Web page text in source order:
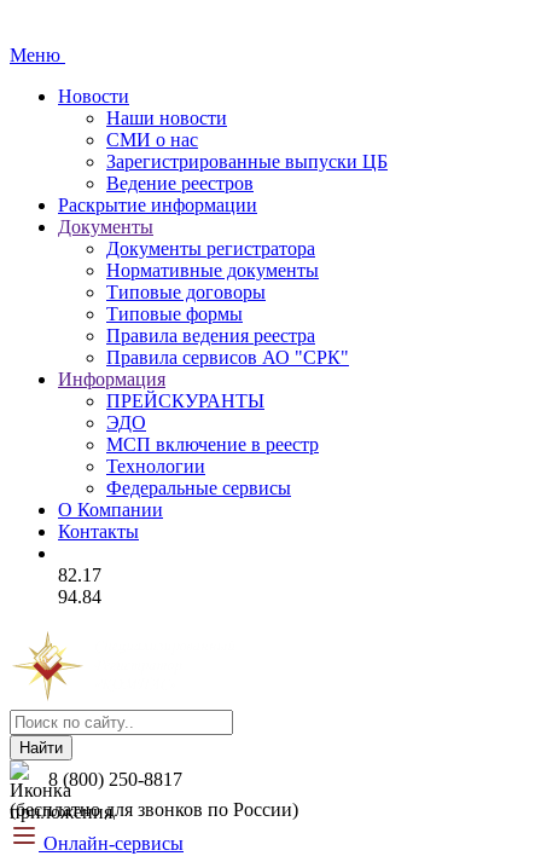
Меню
Новости
Наши новости
СМИ о нас
Зарегистрированные выпуски ЦБ
Ведение реестров
Раскрытие информации
Документы
Документы регистратора
Нормативные документы
Типовые договоры
Типовые формы
Правила ведения реестра
Правила сервисов АО "СРК"
Информация
ПРЕЙСКУРАНТЫ
ЭДО
МСП включение в реестр
Технологии
Федеральные сервисы
О Компании
Контакты
82.17
94.84
Найти
8 (800) 250-8817
(бесплатно для звонков по России)
Онлайн-сервисы